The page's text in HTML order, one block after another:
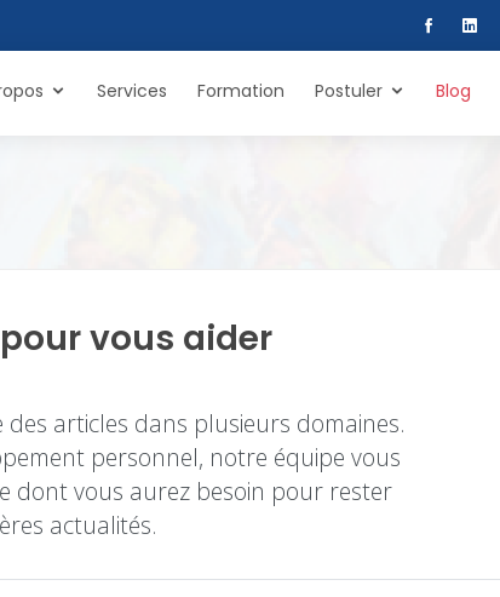
Services Formation Postuler Blog
Digitale et IT
vous aider
articles dans plusieurs domaines.
personnel, notre équipe vous
dont vous aurez besoin pour rester
actualités.